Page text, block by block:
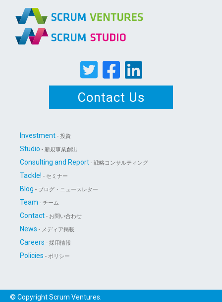
Contact Us
Investment - 投資
Studio - 新規事業創出
Consulting and Report - 戦略コンサルティング
Tackle! - セミナー
Blog - ブログ・ニュースレター
Team - チーム
Contact - お問い合わせ
News - メディア掲載
Careers - 採用情報
Policies - ポリシー
© Copyright Scrum Ventures.